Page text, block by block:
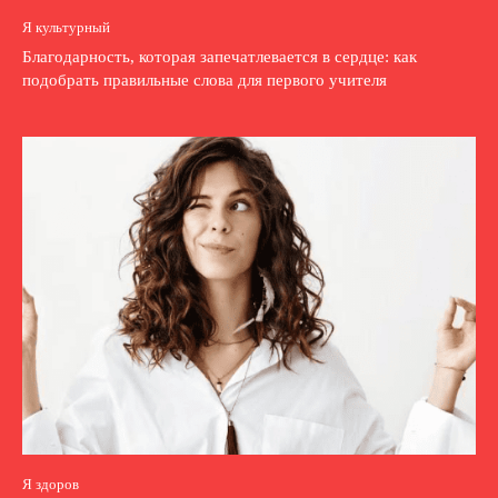
Я культурный
Благодарность, которая запечатлевается в сердце: как
подобрать правильные слова для первого учителя
Я здоров